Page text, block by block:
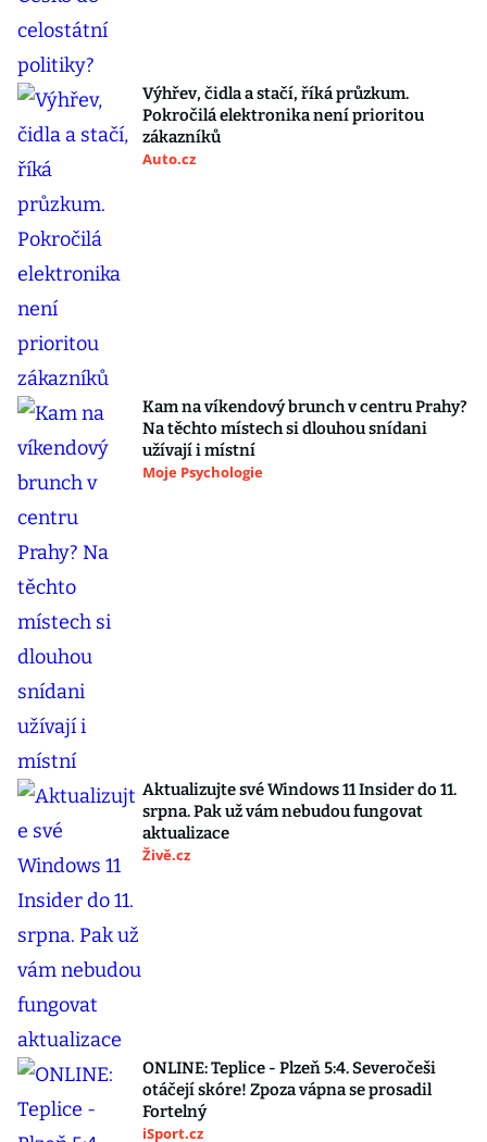
Výhřev, čidla a stačí, říká průzkum.
Pokročilá elektronika není prioritou
zákazníků
Auto.cz
Kam na víkendový brunch v centru Prahy?
Na těchto místech si dlouhou snídani
užívají i místní
Moje Psychologie
Aktualizujte své Windows 11 Insider do 11.
srpna. Pak už vám nebudou fungovat
aktualizace
Živě.cz
ONLINE: Teplice - Plzeň 5:4. Severočeši
otáčejí skóre! Zpoza vápna se prosadil
Fortelný
iSport.cz